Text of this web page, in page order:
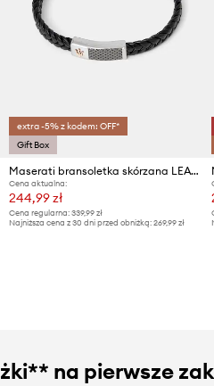
extra -5% z kodem: OFF*
Gift Box
Maserati bransoletka skórzana LEATHER
Cena aktualna:
244,99 zł
Cena regularna:339,99 zł
Najniższa cena z 30 dni przed obniżką:269,99 zł
na pierwsze